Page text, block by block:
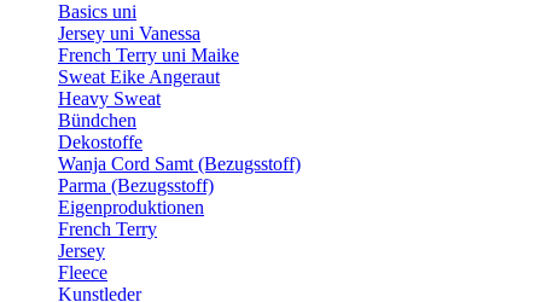
Basics uni
Jersey uni Vanessa
French Terry uni Maike
Sweat Eike Angeraut
Heavy Sweat
Bündchen
Dekostoffe
Wanja Cord Samt (Bezugsstoff)
Parma (Bezugsstoff)
Eigenproduktionen
French Terry
Jersey
Fleece
Kunstleder